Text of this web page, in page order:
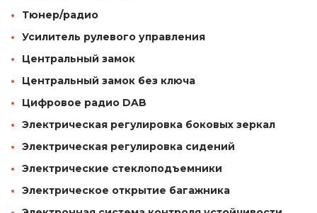
Тюнер/радио
Усилитель рулевого управления
Центральный замок
Центральный замок без ключа
Цифровое радио DAB
Электрическая регулировка боковых зеркал
Электрическая регулировка сидений
Электрические стеклоподъемники
Электрическое открытие багажника